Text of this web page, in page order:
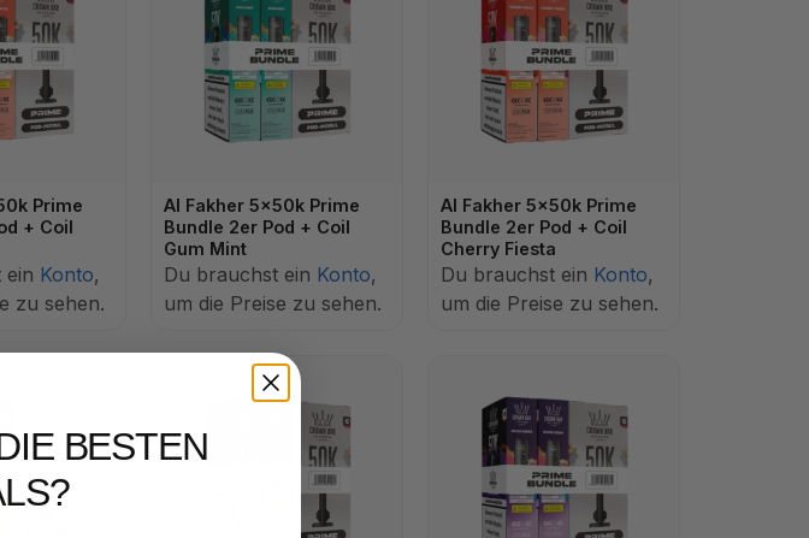
Prime
+ Coil
ein Konto,
zu sehen.
Al Fakher 5x50k Prime
Bundle 2er Pod + Coil
Gum Mint
Du brauchst ein Konto,
um die Preise zu sehen.
Al Fakher 5x50k Prime
Bundle 2er Pod + Coil
Cherry Fiesta
Du brauchst ein Konto,
um die Preise zu sehen.
BESTEN